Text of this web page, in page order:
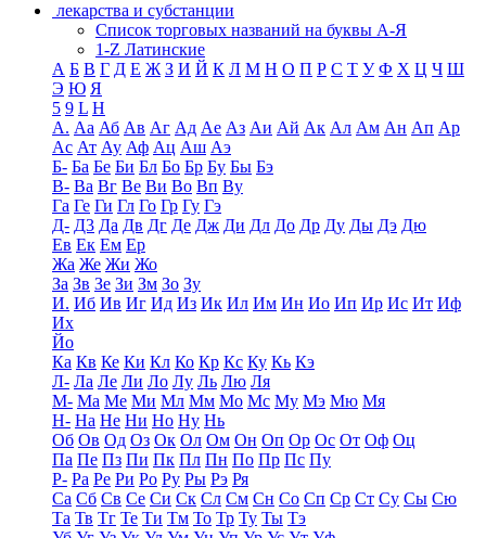
лекарства и субстанции
Список торговых названий на буквы А-Я
1-Z Латинские
А Б В Г Д Е Ж З И Й К Л М Н О П Р С Т У Ф Х Ц Ч Ш
Э Ю Я
5 9 L H
А. Аа Аб Ав Аг Ад Ае Аз Аи Ай Ак Ал Ам Ан Ап Ар
Ас Ат Ау Аф Ац Аш Аэ
Б- Ба Бе Би Бл Бо Бр Бу Бы Бэ
В- Ва Вг Ве Ви Во Вп Ву
Га Ге Ги Гл Го Гр Гу Гэ
Д- Д3 Да Дв Дг Де Дж Ди Дл До Др Ду Ды Дэ Дю
Ев Ек Ем Ер
Жа Же Жи Жо
За Зв Зе Зи Зм Зо Зу
И. Иб Ив Иг Ид Из Ик Ил Им Ин Ио Ип Ир Ис Ит Иф
Их
Йо
Ка Кв Ке Ки Кл Ко Кр Кс Ку Кь Кэ
Л- Ла Ле Ли Ло Лу Ль Лю Ля
М- Ма Ме Ми Мл Мм Мо Мс Му Мэ Мю Мя
Н- На Не Ни Но Ну Нь
Об Ов Од Оз Ок Ол Ом Он Оп Ор Ос От Оф Оц
Па Пе Пз Пи Пк Пл Пн По Пр Пс Пу
Р- Ра Ре Ри Ро Ру Ры Рэ Ря
Са Сб Св Се Си Ск Сл См Сн Со Сп Ср Ст Су Сы Сю
Та Тв Тг Те Ти Тм То Тр Ту Ты Тэ